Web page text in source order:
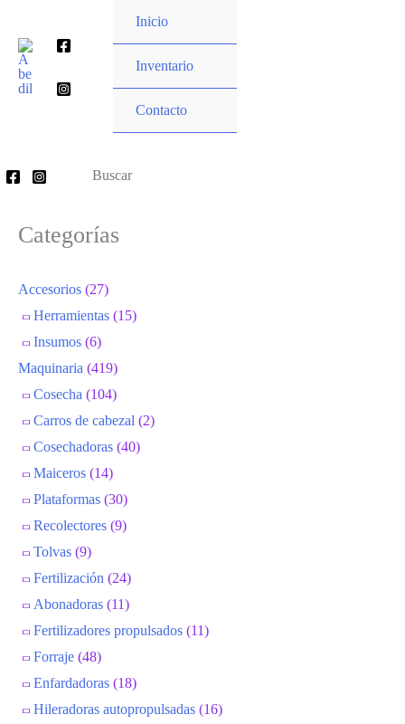
contenido
Inicio
Inventario
Contacto
por:
Categorías
Accesorios (27)
Herramientas (15)
Insumos (6)
Maquinaria (419)
Cosecha (104)
Carros de cabezal (2)
Cosechadoras (40)
Maiceros (14)
Plataformas (30)
Recolectores (9)
Tolvas (9)
Fertilización (24)
Abonadoras (11)
Fertilizadores propulsados (11)
Forraje (48)
Enfardadoras (18)
Hileradoras autopropulsadas (16)